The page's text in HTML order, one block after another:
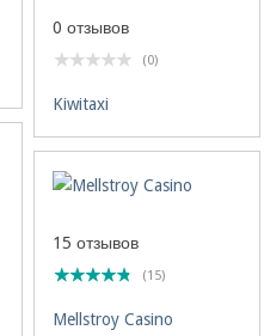
0 отзывов
(0)
Kiwitaxi
15 отзывов
(15)
Mellstroy Casino